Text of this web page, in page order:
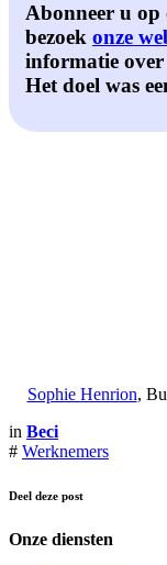
Abonneer u op
bezoek onze
informatie over
Het doel was
Sophie Henrion,
in Beci
# Werknemers
Deel deze post
Onze diensten